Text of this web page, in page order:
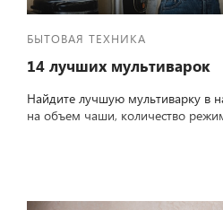
БЫТОВАЯ ТЕХНИКА
14 лучших мультиварок
Найдите лучшую мультиварку в
на объем чаши, количество